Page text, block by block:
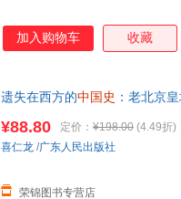
加入购物车 收藏
遗失在西方的中国史 ：老北京
十正版图书 请放心下单，本店
¥88.80 定价： ¥198.00 (4.49折)
荣锦图书专营店
喜仁龙 /广东人民出版社